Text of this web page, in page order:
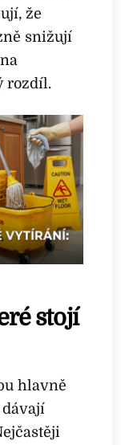
že
snižují
rozdíl.
stojí
hlavně